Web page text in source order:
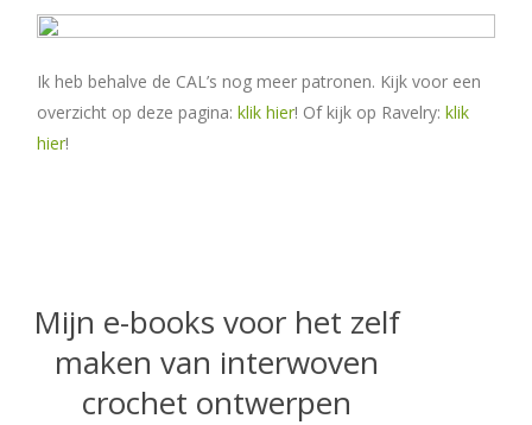
Ik heb behalve de CAL’s nog meer patronen. Kijk voor een
overzicht op deze pagina: klik hier! Of kijk op Ravelry: klik
hier!
Mijn e-books voor het zelf
maken van interwoven
crochet ontwerpen